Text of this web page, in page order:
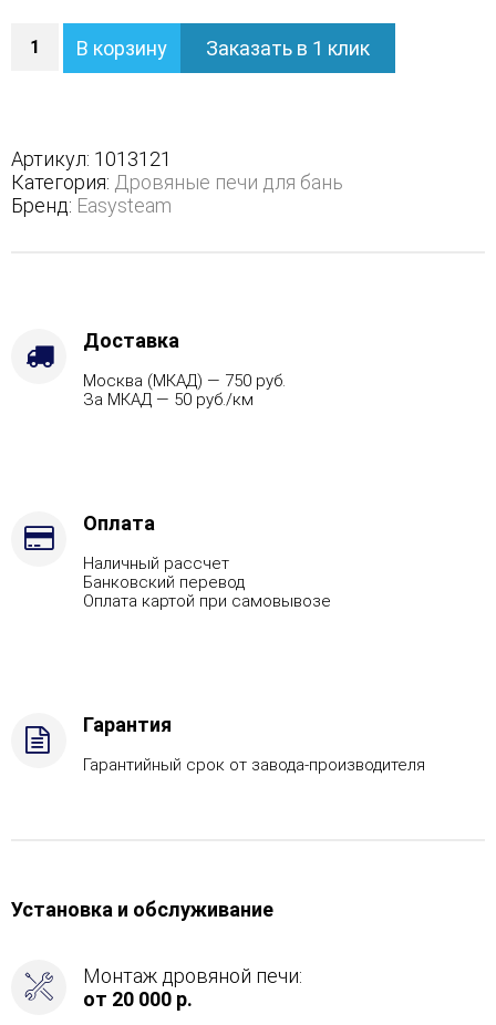
Печь
Геленджик
трехстороннем
кожухе
-
Вид
комплектация,
Варианты
AISI
430
В корзину Заказать в 1 клик
Артикул: 1013121
Категория: Дровяные печи для бань
Бренд: Easysteam
Доставка
Москва (МКАД) — 750 руб.
За МКАД — 50 руб./км
Оплата
Наличный рассчет
Банковский перевод
Оплата картой при самовывозе
Гарантия
Гарантийный срок от завода-производителя
Установка и обслуживание
Монтаж дровяной печи:
от 20 000 р.